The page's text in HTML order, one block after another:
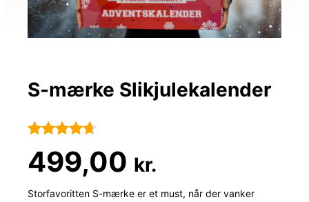
S-mærke Slikjulekalender
som 4.6
ud af 5
499,00 kr.
Storfavoritten S-mærke er et must, når der vanker